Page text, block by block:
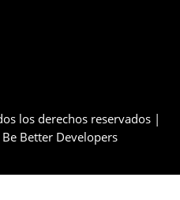
los derechos reservados |
Be Better Developers